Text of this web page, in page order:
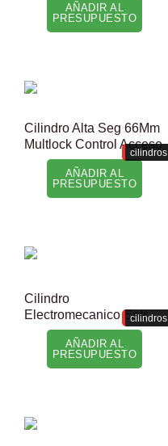
AÑADIR AL
PRESUPUESTO
Cilindro Alta Seg 66Mm
Multlock Control Acceso
AÑADIR AL
PRESUPUESTO
Cilindro
Electromecanico Entr
cilindros
AÑADIR AL
PRESUPUESTO
cilindros